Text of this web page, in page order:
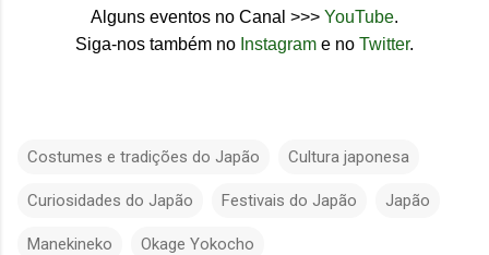
Alguns eventos no Canal >>> YouTube.
Siga-nos também no Instagram e no Twitter.
Costumes e tradições do Japão Cultura japonesa
Curiosidades do Japão Festivais do Japão Japão
Manekineko Okage Yokocho